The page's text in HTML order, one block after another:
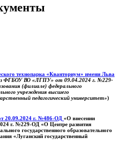
технопарка «Кванториум» имени Льва
ФГБОУ ВО «ЛГПУ» от 09.04.2024 г. №229-
(филиале) федерального
учреждения высшего
педагогический университет»)
20.09.2024 г. №486-ОД «О внесении
г. №229-ОД «О Центре развития
государственного образовательного
«Луганский государственный